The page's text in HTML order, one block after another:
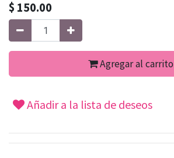
$ 150.00
Agregar al carrito
Añadir a la lista de deseos